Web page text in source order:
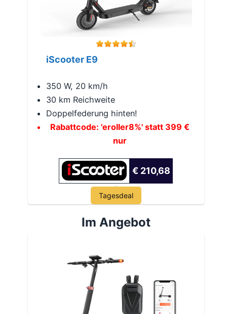
iScooter E9
350 W, 20 km/h
30 km Reichweite
Doppelfederung hinten!
Rabattcode: 'eroller8%' statt 399 €
nur
€ 210,68
Tagesdeal
Im Angebot